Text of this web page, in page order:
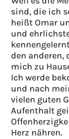
sind, die ich
heißt Omar
und
den anderen,
mich zu
Ich werde
und nach
vielen guten
Aufenthalt
Herz nähren.